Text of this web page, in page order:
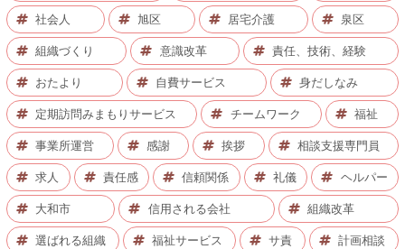
社会人 旭区 居宅介護 泉区
組織づくり 意識改革 責任、技術、経験
おたより 自費サービス 身だしなみ
定期訪問みまもりサービス チームワーク 福祉
事業所運営 感謝 挨拶 相談支援専門員
求人 責任感 信頼関係 礼儀 ヘルパー
大和市 信用される会社 組織改革
選ばれる組織 福祉サービス サ責 計画相談